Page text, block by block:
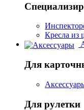
Кресла из
Для
Для рулетки